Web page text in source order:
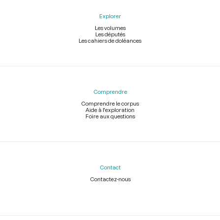
Explorer
Les volumes
Les députés
Les cahiers de doléances
Comprendre
Comprendre le corpus
Aide à l'exploration
Foire aux questions
Contact
Contactez-nous
Légal